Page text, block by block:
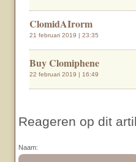
ClomidAIrorm
21 februari 2019 | 23:35
Buy Clomiphene
22 februari 2019 | 16:49
Reageren op dit
Naam: